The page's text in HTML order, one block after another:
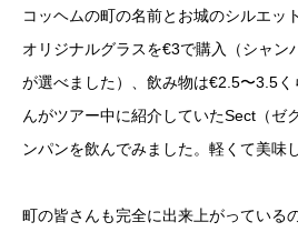
コッヘムの町の名前とお城のシルエッ
オリジナルグラスを€3で購入（シャン
が選べました）、飲み物は€2.5〜3.5く
んがツアー中に紹介していたSect（ゼ
ンパンを飲んでみました。軽くて美味
町の皆さんも完全に出来上がっている